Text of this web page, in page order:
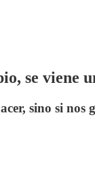
se viene
sino si